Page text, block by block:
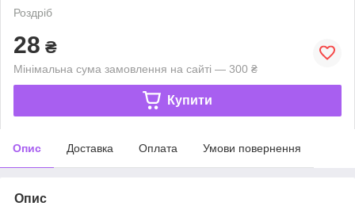
Роздріб
28 ₴
Мінімальна сума замовлення на сайті — 300 ₴
Купити
Опис Доставка Оплата Умови повернення
Опис